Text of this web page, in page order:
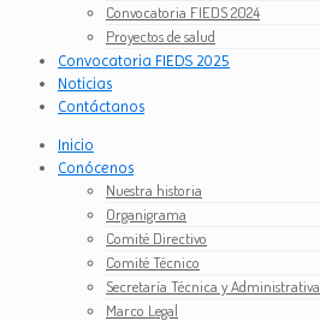
Convocatoria FIEDS 2024
Proyectos de salud
Convocatoria FIEDS 2025
Noticias
Contáctanos
Inicio
Conócenos
Nuestra historia
Organigrama
Comité Directivo
Comité Técnico
Secretaría Técnica y Administrativa
Marco Legal